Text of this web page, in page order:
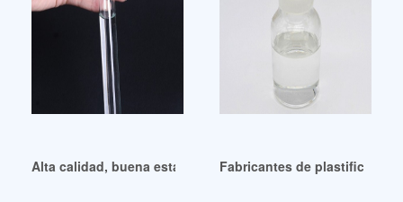
Alta calidad, buena estabilidad, ¿cuál es el precio del
Fabricantes de plastificantes